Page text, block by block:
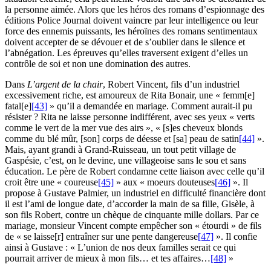
la personne aimée. Alors que les héros des romans d’espionnage des
éditions Police Journal doivent vaincre par leur intelligence ou leur
force des ennemis puissants, les héroïnes des romans sentimentaux
doivent accepter de se dévouer et de s’oublier dans le silence et
l’abnégation. Les épreuves qu’elles traversent exigent d’elles un
contrôle de soi et non une domination des autres.
Dans L’argent de la chair, Robert Vincent, fils d’un industriel
excessivement riche, est amoureux de Rita Bonair, une « femm[e]
fatal[e] [43] » qu’il a demandée en mariage. Comment aurait-il pu
résister ? Rita ne laisse personne indifférent, avec ses yeux « verts
comme le vert de la mer vue des airs », « [s]es cheveux blonds
comme du blé mûr, [son] corps de déesse et [sa] peau de satin[44] ».
Mais, ayant grandi à Grand-Ruisseau, un tout petit village de
Gaspésie, c’est, on le devine, une villageoise sans le sou et sans
éducation. Le père de Robert condamne cette liaison avec celle qu’il
croit être une « coureuse[45] » aux « moeurs douteuses[46] ». Il
propose à Gustave Palmier, un industriel en difficulté financière dont
il est l’ami de longue date, d’accorder la main de sa fille, Gisèle, à
son fils Robert, contre un chèque de cinquante mille dollars. Par ce
mariage, monsieur Vincent compte empêcher son « étourdi » de fils
de « se laisse[r] entraîner sur une pente dangereuse[47] ». Il confie
ainsi à Gustave : « L’union de nos deux familles serait ce qui
pourrait arriver de mieux à mon fils… et tes affaires…[48] »